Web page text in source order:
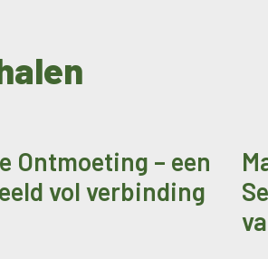
Ontmoeting – een
vol verbinding